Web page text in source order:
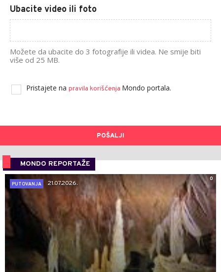
Ubacite video ili foto
Možete da ubacite do 3 fotografije ili videa. Ne smije biti
više od 25 MB.
Pristajete na pravila korišćenja Mondo portala.
POŠALJI
MONDO REPORTAŽE
0
PUTOVANJA
21.07.2026.